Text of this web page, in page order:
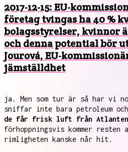
2017-12-15: EU-
företag tvingas ha 40 %
bolagsstyrelser, kvinnor
och denna potential bör
Jourová, EU-
jämställdhet
ja. Men som tur är så har vi
sniffar inte bara petroleum
de får frisk luft från
förhoppningsvis kommer
rimligheten kanske når hit.